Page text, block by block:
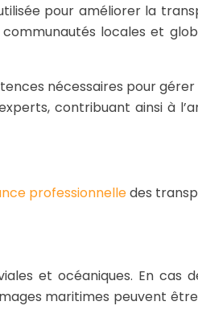
pour améliorer la
locales et
nécessaires pour
contribuant ainsi à
professionnelledes
et océaniques. En cas
maritimes peuvent